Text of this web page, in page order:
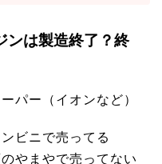
ンは製造終了？終
パー（イオンなど）
ビニで売ってる
やまやで売ってない